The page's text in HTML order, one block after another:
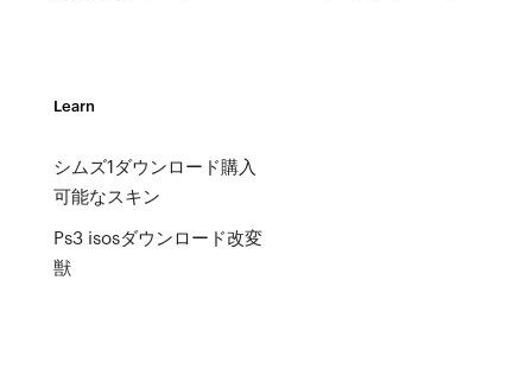
Learn
シムズ1ダウンロード購入
可能なスキン
Ps3 isosダウンロード改変
獣